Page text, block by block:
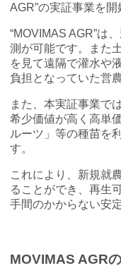
AGR”の実証事業を開
“MOVIMAS AGR”は
測が可能です。また
を見て遠隔で灌水や
負担となっていた営
また、本実証事業で
希少価値が高く高単
ルーツ」等の種苗を
す。
これにより、新規就
ることができ、再生
手間のかからない安
MOVIMAS AGR